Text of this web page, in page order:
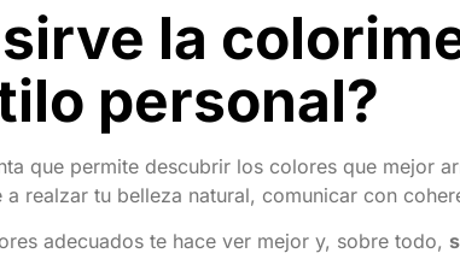
la
personal?
que permite descubrir los colores que mejor
realzar tu belleza natural, comunicar con
adecuados te hace ver mejor y, sobre todo,